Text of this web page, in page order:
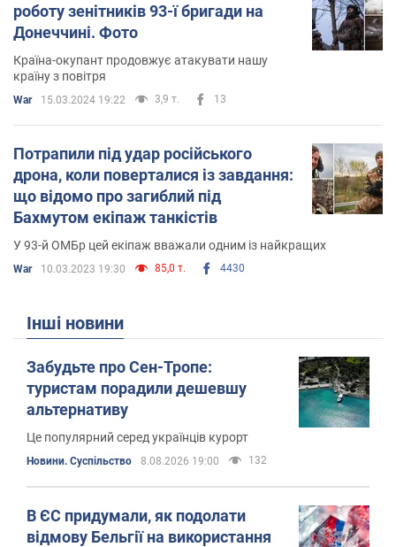
роботу зенітників 93-ї бригади на
Донеччині. Фото
Країна-окупант продовжує атакувати нашу
країну з повітря
War 15.03.2024 19:22 3,9 т. 13
Потрапили під удар російського
дрона, коли поверталися із завдання:
що відомо про загиблий під
Бахмутом екіпаж танкістів
У 93-й ОМБр цей екіпаж вважали одним із найкращих
War 10.03.2023 19:30 85,0 т. 4430
Інші новини
Забудьте про Сен-Тропе:
туристам порадили дешевшу
альтернативу
Це популярний серед українців курорт
Новини. Суспільство 8.08.2026 19:00 132
В ЄС придумали, як подолати
відмову Бельгії на використання